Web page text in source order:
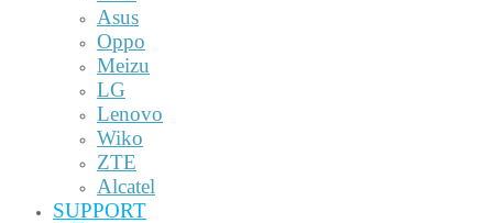
Asus
Oppo
Meizu
LG
Lenovo
Wiko
ZTE
Alcatel
SUPPORT